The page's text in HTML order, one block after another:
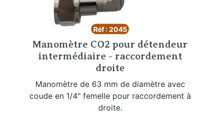
Réf : 2045
Manomètre CO2 pour détendeur
intermédiaire - raccordement
droite
Manomètre de 63 mm de diamètre avec
coude en 1/4" femelle pour raccordement à
droite.